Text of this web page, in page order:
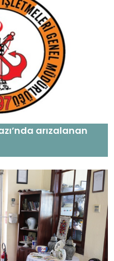
arızalanan